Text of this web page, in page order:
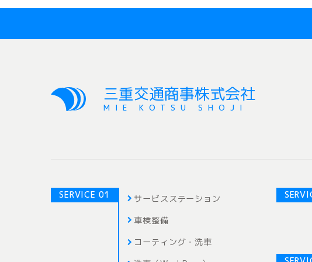
三重交通商事株式会社
MIE KOTSU SHOJI
SERVICE 01 サービスステーション
車検整備
コーティング・洗車